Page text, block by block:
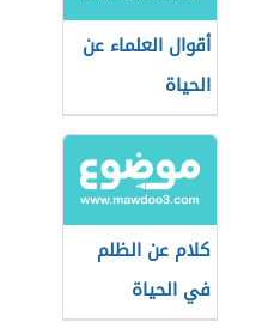
أقوال العلماء عن
الحياة
كلام عن الظلم
في الحياة